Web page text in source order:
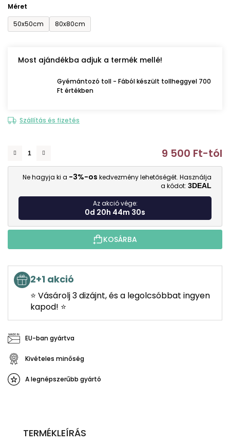
Méret
50x50cm
80x80cm
Most ajándékba adjuk a termék mellé!
Gyémántozó toll - Fából készült tollheggyel 700
Ft értékben
Szállítás és fizetés
9 500 Ft-tól
Ne hagyja ki a -3%-os kedvezmény lehetőségét. Használja
a kódot: 3DEAL
Az akció vége:
0d 20h 44m 29s
KOSÁRBA
2+1 akció
⭐ Vásárolj 3 dizájnt, és a legolcsóbbat ingyen
kapod! ⭐
EU-ban gyártva
Kivételes minőség
A legnépszerűbb gyártó
TERMÉKLEÍRÁS